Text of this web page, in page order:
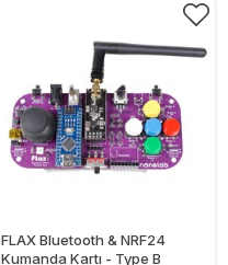
FLAX Bluetooth & NRF24
Kumanda Kartı - Type B